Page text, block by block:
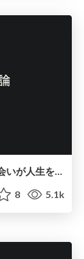
コミュニティと計画的偶発性理論 - 出会いが人生を変える / Life-Changing Encounters
8 5.1k